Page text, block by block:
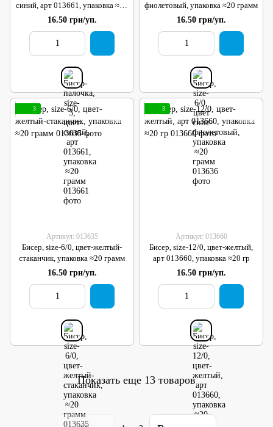
синий, арт 013661, упаковка ≈20
грамм
16.50 грн/уп.
фиолетовый, упаковка ≈20 грамм
16.50 грн/уп.
3
Артикул: 013635
Бисер, size-6/0, цвет-желтый-
стаканчик, упаковка ≈20 грамм
16.50 грн/уп.
3
Артикул: 013660
Бисер, size-12/0, цвет-желтый,
арт 013660, упаковка ≈20 гр
16.50 грн/уп.
Показать еще 13 товаров